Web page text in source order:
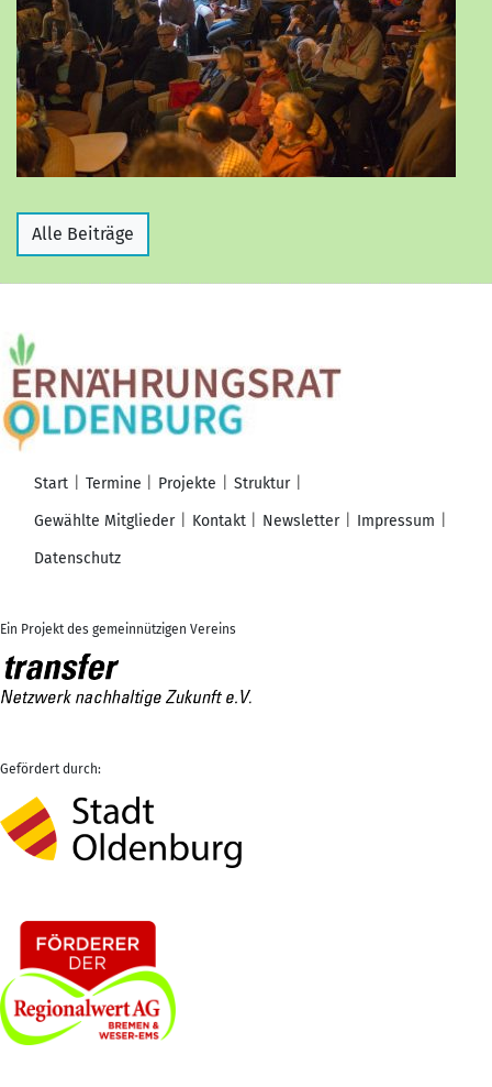
Alle Beiträge
Start Termine Projekte
Struktur
Gewählte Mitglieder
Kontakt Newsletter
Impressum
Datenschutz
Ein Projekt des gemeinnützigen Vereins
Gefördert durch: